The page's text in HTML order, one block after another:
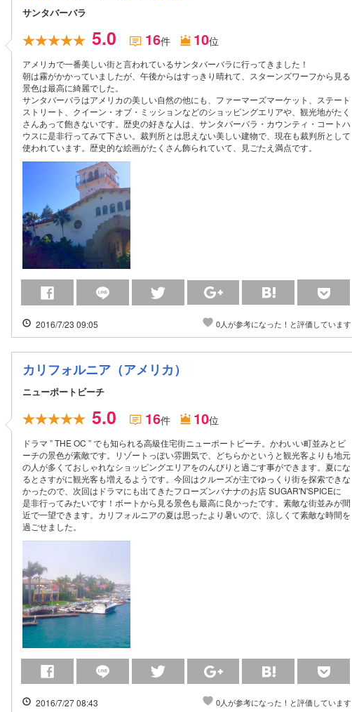
サンタバーバラ
5.0 16件 10位
アメリカで一番美しい街と言われているサンタバーバラに行ってきました！
朝は霧がかかっていましたが、午後からはすっきり晴れて、スターンズワーフから見る
景色は最高に綺麗でした。
サンタバーバラはアメリカの美しい自然の他にも、ファーマーズマーケット、ステート
ストリート、クイーン・オブ・ミッションなどのショッピングエリアや、観光地がたく
さんあって飽きないです。歴史の好きな人は、サンタバーバラ・カウンティ・コートハ
ウスに是非行ってみて下さい。裁判所とは思えない美しい建物で、現在も裁判所として
使われています。歴史的な絵画がたくさん飾られていて、見ごたえ満点です。
2016/7/23 09:05 0人が参考になった！と評価しています
カリフォルニア（アメリカ）
ニューポートビーチ
5.0 16件 10位
ドラマ ” THE OC ” でも知られる高級住宅街ニューポートビーチ。かわいい町並みとビ
ーチの景色が素敵です。リゾートっぽい雰囲気で、どちらかというと観光客よりも地元
の人が多くておしゃれなショッピングエリアをのんびりと過ごす事ができます。夏にな
るとさすがに観光客も増えるようです。今回はクルーズが主でゆっくり街を探索できな
かったので、次回はドラマにも出てきたフローズンバナナのお店 SUGAR'N'SPICEに
是非行ってみたいです！ボートから見る景色も最高に良かったです。素敵な街並みが間
近で一望できます。カリフォルニアの夏は思ったより暑いので、涼しくて素敵な時間を
過ごせました。
2016/7/27 08:43 0人が参考になった！と評価しています